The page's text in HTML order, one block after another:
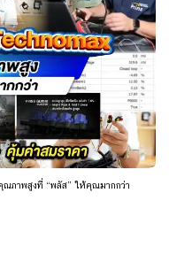
ภาพสูงที่ “พลัส” ให้คุณมากกว่า